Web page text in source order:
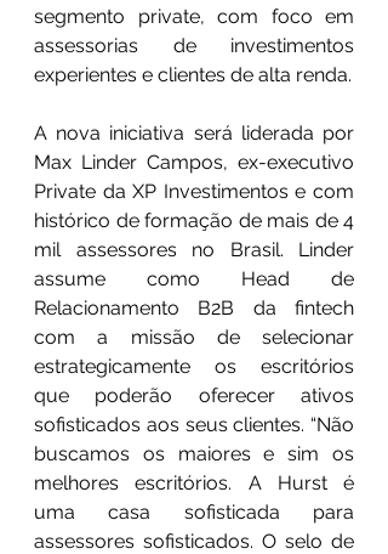
segmento private, com foco em
assessorias de investimentos
experientes e clientes de alta renda.
A nova iniciativa será liderada por
Max Linder Campos, ex-executivo
Private da XP Investimentos e com
histórico de formação de mais de 4
mil assessores no Brasil. Linder
assume como Head de
Relacionamento B2B da fintech
com a missão de selecionar
estrategicamente os escritórios
que poderão oferecer ativos
sofisticados aos seus clientes. “Não
buscamos os maiores e sim os
melhores escritórios. A Hurst é
uma casa sofisticada para
assessores sofisticados. O selo de